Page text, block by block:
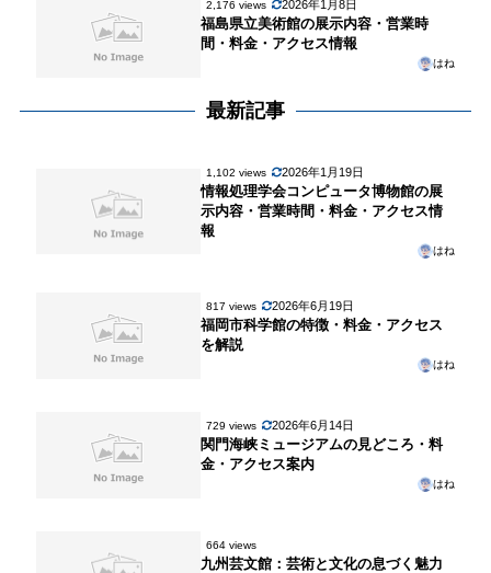
2,176 views 2026年1月8日
福島県立美術館の展示内容・営業時
間・料金・アクセス情報
はね
最新記事
1,102 views 2026年1月19日
情報処理学会コンピュータ博物館の展
示内容・営業時間・料金・アクセス情
報
はね
817 views 2026年6月19日
福岡市科学館の特徴・料金・アクセス
を解説
はね
729 views 2026年6月14日
関門海峡ミュージアムの見どころ・料
金・アクセス案内
はね
664 views
九州芸文館：芸術と文化の息づく魅力